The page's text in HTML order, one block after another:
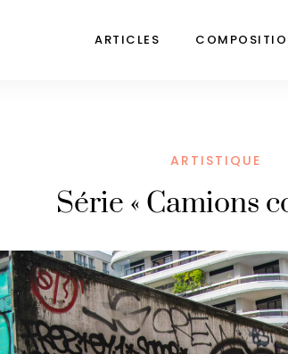
ARTICLES
ARTISTIQUE
Série « Camions